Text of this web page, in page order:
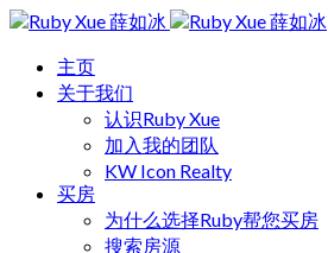
主页
关于我们
认识Ruby Xue
加入我的团队
KW Icon Realty
买房
为什么选择Ruby帮您买房
搜索房源